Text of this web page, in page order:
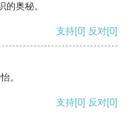
奥秘。
支持[0] 反对[0]
。
支持[0] 反对[0]